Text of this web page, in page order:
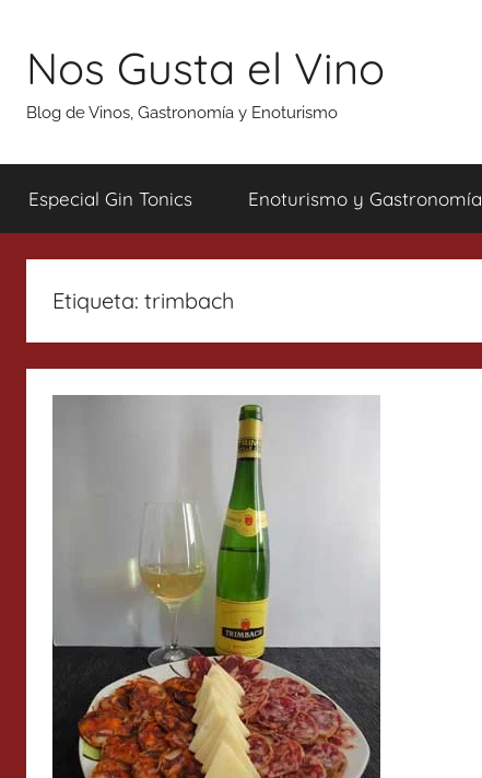
contenido
Nos Gusta el Vino
Blog de Vinos, Gastronomía y Enoturismo
Especial Gin Tonics Enoturismo y Gastronomía
Etiqueta: trimbach